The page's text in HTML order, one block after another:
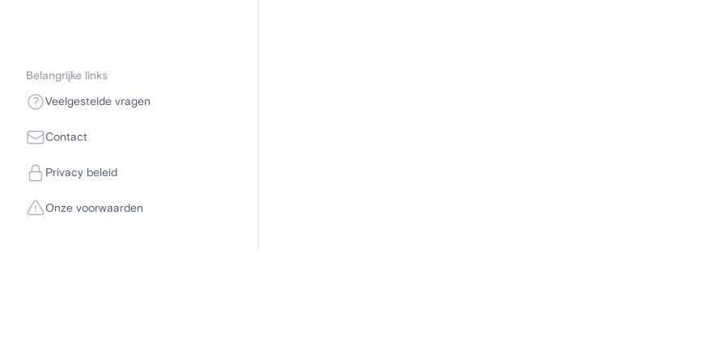
Belangrijke links
Veelgestelde vragen
Contact
Privacy beleid
Onze voorwaarden